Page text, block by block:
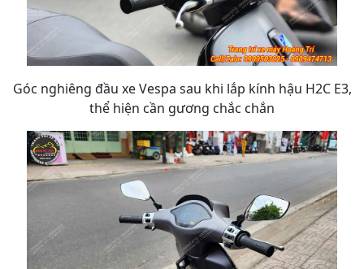
Góc nghiêng đầu xe Vespa sau khi lắp kính hậu H2C E3,
thể hiện cần gương chắc chắn